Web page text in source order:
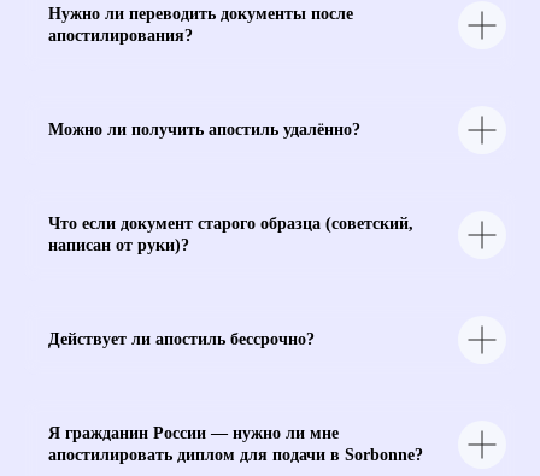
Нужно ли переводить документы после
апостилирования?
Можно ли получить апостиль удалённо?
Что если документ старого образца (советский,
написан от руки)?
Действует ли апостиль бессрочно?
Я гражданин России — нужно ли мне
апостилировать диплом для подачи в Sorbonne?
Английский язык
Французский язык
Франции
Высшее
во Францию
Итальянский язык
Политика конфиденциальности
Пользовательское соглашение
лайфхаки, которые сделают овладение
языком проще, полезные советы и материалы,